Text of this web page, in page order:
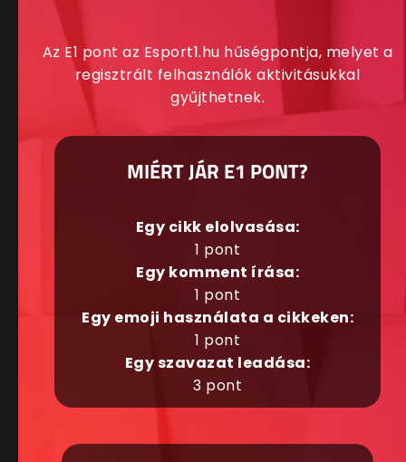
Az E1 pont az Esport1.hu hűségpontja, melyet a
regisztrált felhasználók aktivitásukkal
gyűjthetnek.
MIÉRT JÁR E1 PONT?
Egy cikk elolvasása:
1 pont
Egy komment írása:
1 pont
Egy emoji használata a cikkeken:
1 pont
Egy szavazat leadása:
3 pont